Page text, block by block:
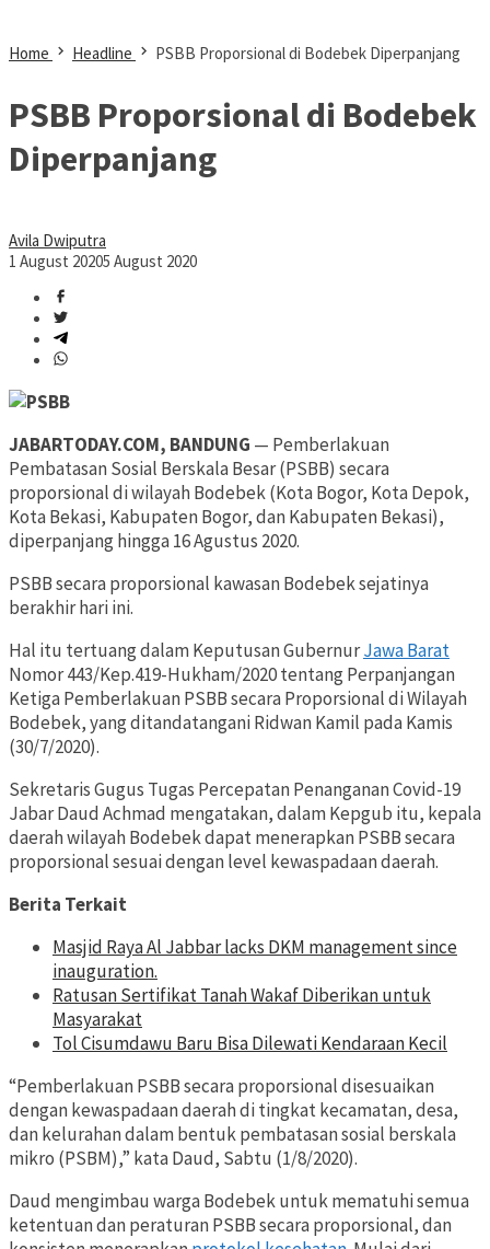
Home Headline PSBB Proporsional di Bodebek Diperpanjang
PSBB Proporsional di Bodebek
Diperpanjang
Avila Dwiputra
1 August 20205 August 2020
JABARTODAY.COM, BANDUNG — Pemberlakuan
Pembatasan Sosial Berskala Besar (PSBB) secara
proporsional di wilayah Bodebek (Kota Bogor, Kota Depok,
Kota Bekasi, Kabupaten Bogor, dan Kabupaten Bekasi),
diperpanjang hingga 16 Agustus 2020.
PSBB secara proporsional kawasan Bodebek sejatinya
berakhir hari ini.
Hal itu tertuang dalam Keputusan GubernurJawa Barat
Nomor 443/Kep.419-Hukham/2020 tentang Perpanjangan
Ketiga Pemberlakuan PSBB secara Proporsional di Wilayah
Bodebek, yang ditandatangani Ridwan Kamil pada Kamis
(30/7/2020).
Sekretaris Gugus Tugas Percepatan Penanganan Covid-19
Jabar Daud Achmad mengatakan, dalam Kepgub itu, kepala
daerah wilayah Bodebek dapat menerapkan PSBB secara
proporsional sesuai dengan level kewaspadaan daerah.
Berita Terkait
Masjid Raya Al Jabbar lacks DKM management since
inauguration.
Ratusan Sertifikat Tanah Wakaf Diberikan untuk
Masyarakat
Tol Cisumdawu Baru Bisa Dilewati Kendaraan Kecil
“Pemberlakuan PSBB secara proporsional disesuaikan
dengan kewaspadaan daerah di tingkat kecamatan, desa,
dan kelurahan dalam bentuk pembatasan sosial berskala
mikro (PSBM),” kata Daud, Sabtu (1/8/2020).
Daud mengimbau warga Bodebek untuk mematuhi semua
ketentuan dan peraturan PSBB secara proporsional, dan